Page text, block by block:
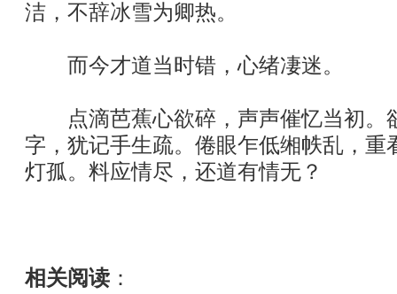
洁，不辞冰雪为卿热。
而今才道当时错，心绪凄迷。
点滴芭蕉心欲碎，声声催忆当初。
字，犹记手生疏。倦眼乍低缃帙乱，重
灯孤。料应情尽，还道有情无？
相关阅读 ：